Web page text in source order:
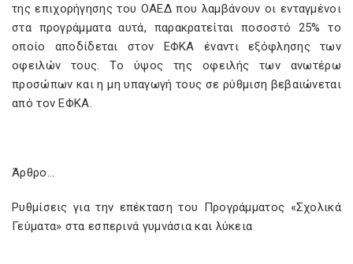
της επιχορήγησης του ΟΑΕΔ που λαμβάνουν οι ενταγμένοι
στα προγράμματα αυτά, παρακρατείται ποσοστό 25% το
οποίο αποδίδεται στον ΕΦΚΑ έναντι εξόφλησης των
οφειλών τους. Το ύψος της οφειλής των ανωτέρω
προσώπων και η μη υπαγωγή τους σε ρύθμιση βεβαιώνεται
από τον ΕΦΚΑ.
Άρθρο…
Ρυθμίσεις για την επέκταση του Προγράμματος «Σχολικά
Γεύματα» στα εσπερινά γυμνάσια και λύκεια